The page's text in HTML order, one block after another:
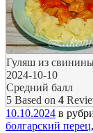
Гуляш из
2024-10-10
Средний балл
5 Based on 4
10.10.2024 в
болгарский перец,